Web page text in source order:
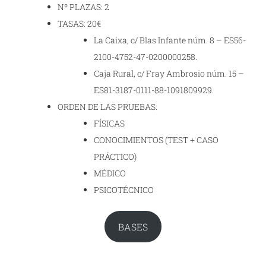
Nº PLAZAS: 2
TASAS: 20€
La Caixa, c/ Blas Infante núm. 8 – ES56-
2100-4752-47-0200000258.
Caja Rural, c/ Fray Ambrosio núm. 15 –
ES81-3187-0111-88-1091809929.
ORDEN DE LAS PRUEBAS:
FÍSICAS
CONOCIMIENTOS (TEST + CASO
PRÁCTICO)
MÉDICO
PSICOTÉCNICO
BASES